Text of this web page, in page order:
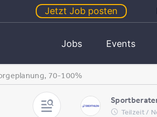
Jetzt Job posten
Jobs Events
70-100%
Teilzeit /